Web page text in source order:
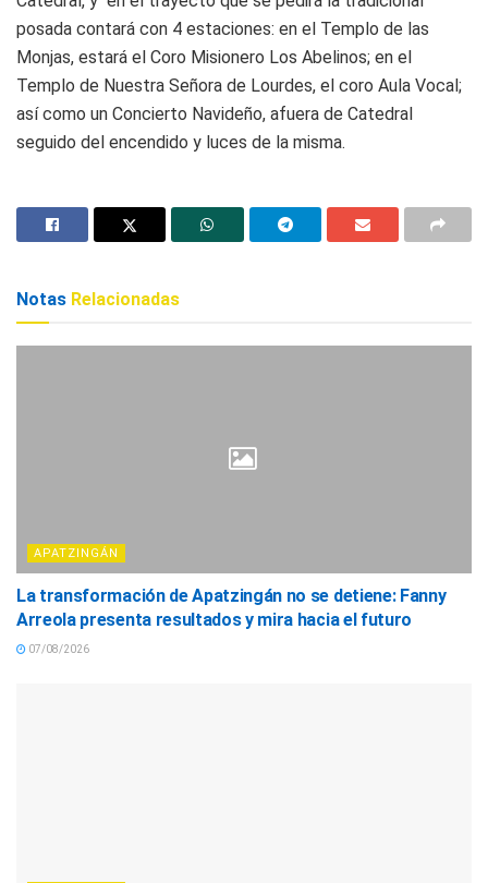
posada contará con 4 estaciones: en el Templo de las
Monjas, estará el Coro Misionero Los Abelinos; en el
Templo de Nuestra Señora de Lourdes, el coro Aula Vocal;
así como un Concierto Navideño, afuera de Catedral
seguido del encendido y luces de la misma.
Notas Relacionadas
APATZINGÁN
La transformación de Apatzingán no se detiene: Fanny
Arreola presenta resultados y mira hacia el futuro
07/08/2026